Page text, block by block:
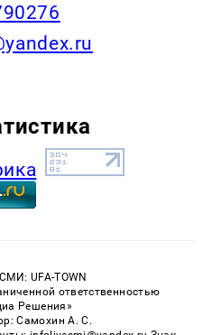
UFA-TOWN
ответственностью
Решения»
Самохин А. С.